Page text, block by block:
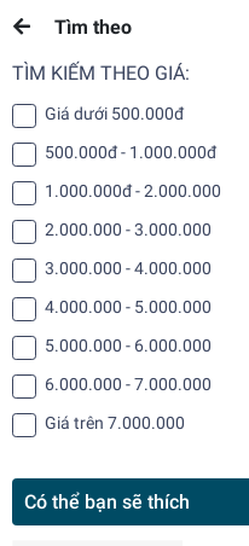
Tìm theo
TÌM KIẾM THEO GIÁ:
Giá dưới 500.000đ
500.000đ - 1.000.000đ
1.000.000đ - 2.000.000
2.000.000 - 3.000.000
3.000.000 - 4.000.000
4.000.000 - 5.000.000
5.000.000 - 6.000.000
6.000.000 - 7.000.000
Giá trên 7.000.000
Có thể bạn sẽ thích